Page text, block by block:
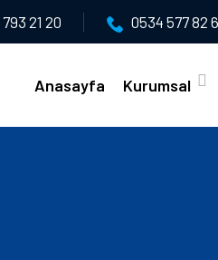
21 20 0534 577 82
Anasayfa Kurumsal